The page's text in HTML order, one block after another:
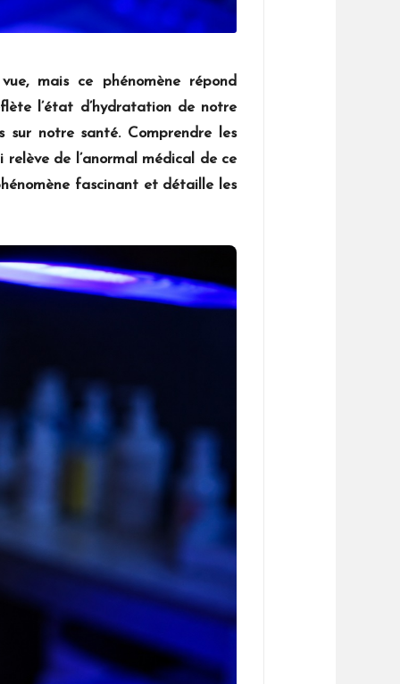
mais ce phénomène répond
l’état d’hydratation de notre
sur notre santé. Comprendre les
de l’anormal médical de ce
fascinant et détaille les